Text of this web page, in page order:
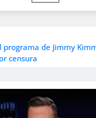
programa de Jimmy
censura